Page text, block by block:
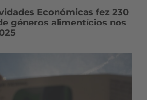
Económicas fez 230
géneros alimentícios nos